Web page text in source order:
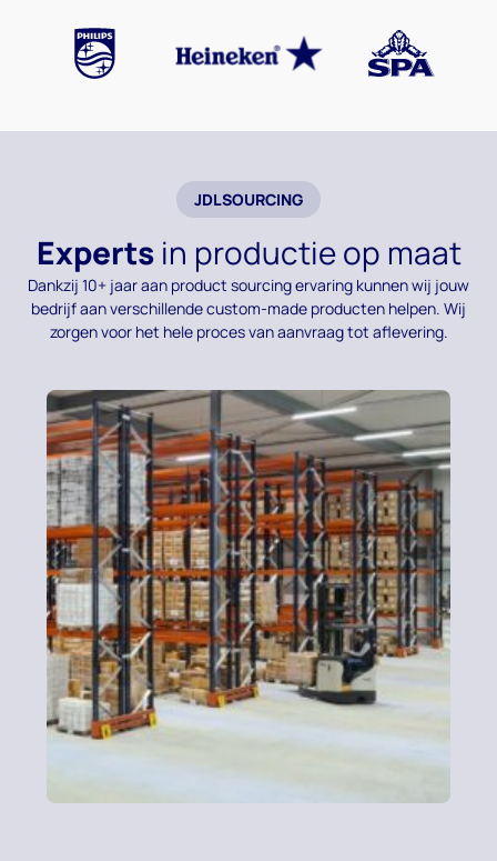
JDLSOURCING
Expertsin productie op maat
Dankzij 10+ jaar aan product sourcing ervaring kunnen wij jouw
bedrijf aan verschillende custom-made producten helpen. Wij
zorgen voor het hele proces van aanvraag tot aflevering.
Logistiek
Producten opslaan, sorteren of gesplitste leveringen
nodig? Of het nu gaat om één pallet of honderd pallets,
geleverd op één adres of meerdere locaties, wij maken
distributie eenvoudig.